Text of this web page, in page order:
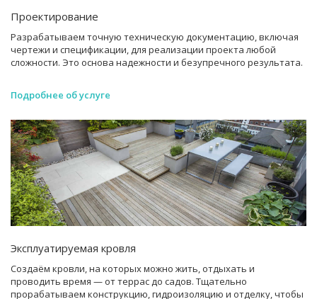
Проектирование
Разрабатываем точную техническую документацию, включая
чертежи и спецификации, для реализации проекта любой
сложности. Это основа надежности и безупречного результата.
Подробнее об услуге
Эксплуатируемая кровля
Создаём кровли, на которых можно жить, отдыхать и
проводить время — от террас до садов. Тщательно
прорабатываем конструкцию, гидроизоляцию и отделку, чтобы